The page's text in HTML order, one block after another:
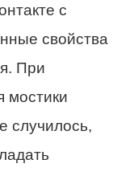
с
свойства
При
мостики
случилось,